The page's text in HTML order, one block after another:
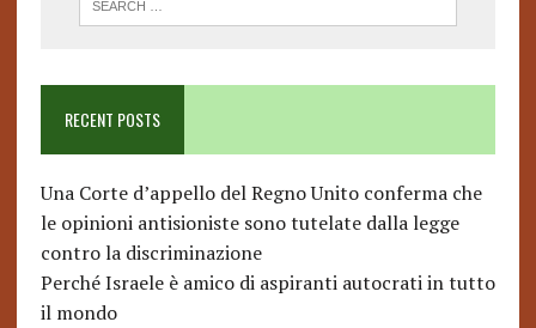
RECENT POSTS
Una Corte d’appello del Regno Unito conferma che
le opinioni antisioniste sono tutelate dalla legge
contro la discriminazione
Perché Israele è amico di aspiranti autocrati in tutto
il mondo